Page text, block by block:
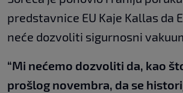
predstavnice EU Kaje Kallas da
neće dozvoliti sigurnosni
“Mi nećemo dozvoliti da, kao
prošlog novembra, da se